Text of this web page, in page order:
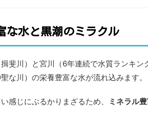
な水と黒潮のミラクル
斐川）と宮川（6年連続で水質ランキン
な川）の栄養豊富な水が流れ込みます。
感じにぶるかりまざるため、
ミネラル